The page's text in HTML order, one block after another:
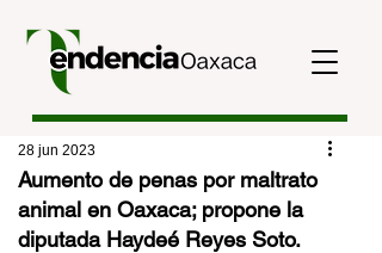
Aumento de penas por maltrato
animal en Oaxaca; propone la
diputada Haydeé Reyes Soto.
28 jun 2023